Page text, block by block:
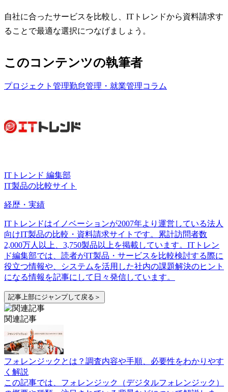
以下の記事ではフォレンジックの価格や機能、サポート体制
などを、具体的に比較して紹介しています。ぜひ参考にして
や選び方も紹介
まとめ
ん。社内規程整備や専門家連携を前提に導入を検討すること
が重要です。
ることで最適な選択につなげましょう。
このコンテンツの執筆者
ITトレンド 編集部
IT製品の比較サイト